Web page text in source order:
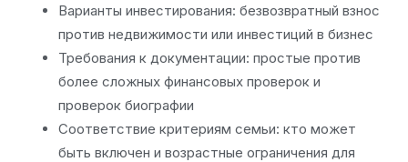
Варианты инвестирования: безвозвратный взнос
против недвижимости или инвестиций в бизнес
Требования к документации: простые против
более сложных финансовых проверок и
проверок биографии
Соответствие критериям семьи: кто может
быть включен и возрастные ограничения для